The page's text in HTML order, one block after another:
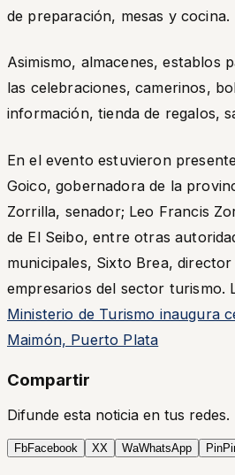
de preparación, mesas y cocina.
Asimismo, almacenes, establos
las celebraciones, camerinos,
información, tienda de regalos,
En el evento estuvieron
Goico, gobernadora de la
Zorrilla, senador; Leo Francis
de El Seibo, entre otras
municipales, Sixto Brea, director
empresarios del sector turismo.
Ministerio de Turismo inaugura
Maimón, Puerto Plata
Compartir
Difunde esta noticia en tus redes.
FbFacebook XX WaWhatsApp Pin